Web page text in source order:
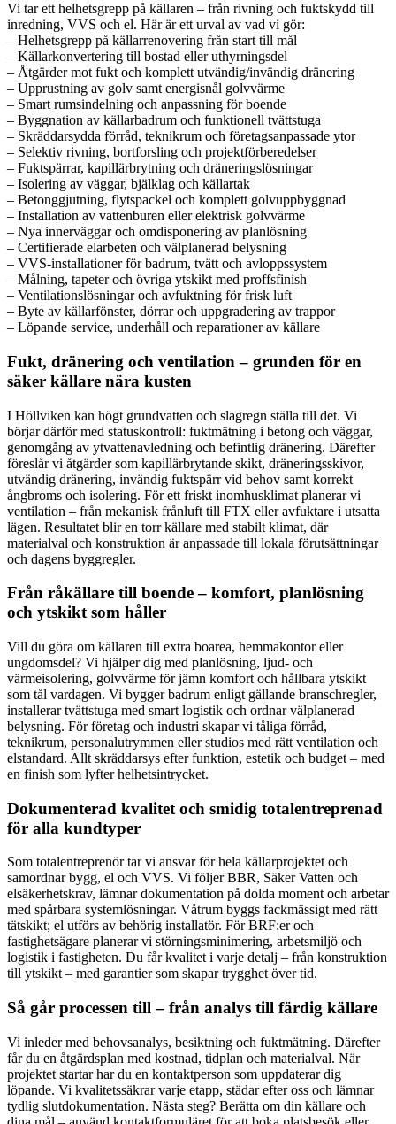
Vi tar ett helhetsgrepp på källaren – från rivning och fuktskydd till
inredning, VVS och el. Här är ett urval av vad vi gör:
– Helhetsgrepp på källarrenovering från start till mål
– Källarkonvertering till bostad eller uthyrningsdel
– Åtgärder mot fukt och komplett utvändig/invändig dränering
– Upprustning av golv samt energisnål golvvärme
– Smart rumsindelning och anpassning för boende
– Byggnation av källarbadrum och funktionell tvättstuga
– Skräddarsydda förråd, teknikrum och företagsanpassade ytor
– Selektiv rivning, bortforsling och projektförberedelser
– Fuktspärrar, kapillärbrytning och dräneringslösningar
– Isolering av väggar, bjälklag och källartak
– Betonggjutning, flytspackel och komplett golvuppbyggnad
– Installation av vattenburen eller elektrisk golvvärme
– Nya innerväggar och omdisponering av planlösning
– Certifierade elarbeten och välplanerad belysning
– VVS-installationer för badrum, tvätt och avloppssystem
– Målning, tapeter och övriga ytskikt med proffsfinish
– Ventilationslösningar och avfuktning för frisk luft
– Byte av källarfönster, dörrar och uppgradering av trappor
– Löpande service, underhåll och reparationer av källare
Fukt, dränering och ventilation – grunden för en
säker källare nära kusten
I Höllviken kan högt grundvatten och slagregn ställa till det. Vi
börjar därför med statuskontroll: fuktmätning i betong och väggar,
genomgång av ytvattenavledning och befintlig dränering. Därefter
föreslår vi åtgärder som kapillärbrytande skikt, dräneringsskivor,
utvändig dränering, invändig fuktspärr vid behov samt korrekt
ångbroms och isolering. För ett friskt inomhusklimat planerar vi
ventilation – från mekanisk frånluft till FTX eller avfuktare i utsatta
lägen. Resultatet blir en torr källare med stabilt klimat, där
materialval och konstruktion är anpassade till lokala förutsättningar
och dagens byggregler.
Från råkällare till boende – komfort, planlösning
och ytskikt som håller
Vill du göra om källaren till extra boarea, hemmakontor eller
ungdomsdel? Vi hjälper dig med planlösning, ljud- och
värmeisolering, golvvärme för jämn komfort och hållbara ytskikt
som tål vardagen. Vi bygger badrum enligt gällande branschregler,
installerar tvättstuga med smart logistik och ordnar välplanerad
belysning. För företag och industri skapar vi tåliga förråd,
teknikrum, personalutrymmen eller studios med rätt ventilation och
elstandard. Allt skräddarsys efter funktion, estetik och budget – med
en finish som lyfter helhetsintrycket.
Dokumenterad kvalitet och smidig totalentreprenad
för alla kundtyper
Som totalentreprenör tar vi ansvar för hela källarprojektet och
samordnar bygg, el och VVS. Vi följer BBR, Säker Vatten och
elsäkerhetskrav, lämnar dokumentation på dolda moment och arbetar
med spårbara systemlösningar. Våtrum byggs fackmässigt med rätt
tätskikt; el utförs av behörig installatör. För BRF:er och
fastighetsägare planerar vi störningsminimering, arbetsmiljö och
logistik i fastigheten. Du får kvalitet i varje detalj – från konstruktion
till ytskikt – med garantier som skapar trygghet över tid.
Så går processen till – från analys till färdig källare
Vi inleder med behovsanalys, besiktning och fuktmätning. Därefter
får du en åtgärdsplan med kostnad, tidplan och materialval. När
projektet startar har du en kontaktperson som uppdaterar dig
löpande. Vi kvalitetssäkrar varje etapp, städar efter oss och lämnar
tydlig slutdokumentation. Nästa steg? Berätta om din källare och